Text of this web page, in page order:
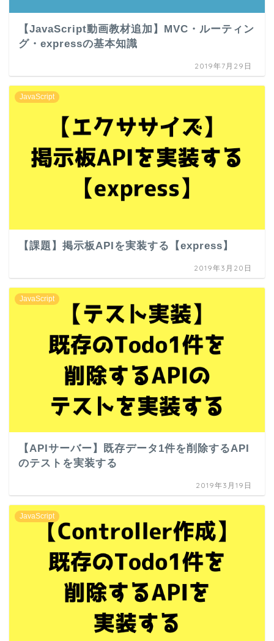
【JavaScript動画教材追加】MVC・ルーティン
グ・expressの基本知識
2019年7月29日
JavaScript
【課題】掲示板APIを実装する【express】
2019年3月20日
JavaScript
【APIサーバー】既存データ1件を削除するAPI
のテストを実装する
2019年3月19日
JavaScript